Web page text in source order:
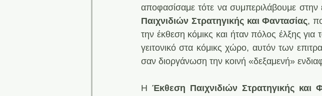
αποφασίσαμε τότε να συμπεριλάβουμε στην
Παιχνιδιών Στρατηγικής και Φαντασίας,
την έκθεση κόμικς και ήταν πόλος έλξης
γειτονικό στα κόμικς χώρο, αυτόν των
σαν διοργάνωση την κοινή «δεξαμενή»
Η Έκθεση Παιχνιδιών Στρατηγικής και